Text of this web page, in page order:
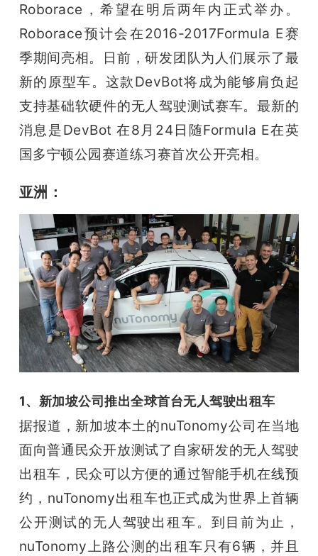
Roborace，希望在明后两年内正式举办。
Roborace预计会在2016-2017Formula E赛
季期间亮相。
日前，研发团队为人们展示了最
新的原型车。这款DevBot将成为能够肩负起
支持基础软硬件的无人驾驶测试赛车。最新的
消息是DevBot 在8月24日随Formula E在英
国多宁顿公园赛道练习赛首次公开亮相。
亚洲：
1、 新加坡公司推出全球首台无人驾驶出租车
据报道，新加坡本土的nuTonomy公司在当地
面向普通民众开放测试了自家研发的无人驾驶
出租车，民众可以方便的通过智能手机在线预
约，nuTonomy出租车也正式成为世界上首辆
公开测试的无人驾驶出租车。 到目前为止，
nuTonomy上路公测的出租车只有6辆，并且